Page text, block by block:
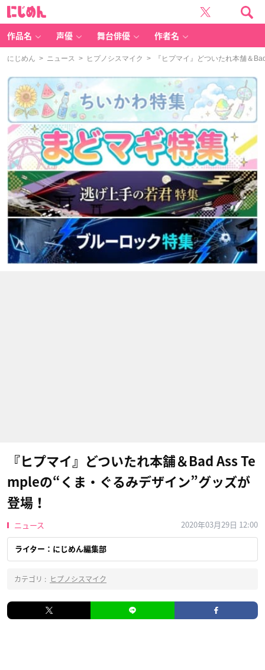
作品名 声優 舞台俳優 作者名
にじめん > ニュース > ヒプノシスマイク > 『ヒプマイ』どついたれ本舗＆
『ヒプマイ』どついたれ本舗＆Bad Ass Te
mpleの“くま・ぐるみデザイン”グッズが
登場！
ニュース 2020年03月29日 12:00
ライター：にじめん編集部
カテゴリ : ヒプノシスマイク